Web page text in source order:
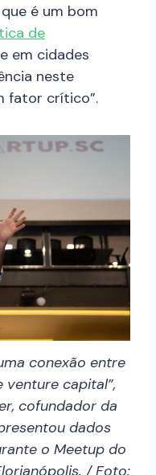
é um bom
de
em cidades
neste
fator crítico”.
conexão entre
venture capital”,
cofundador da
dados
o Meetup do
/ Foto: